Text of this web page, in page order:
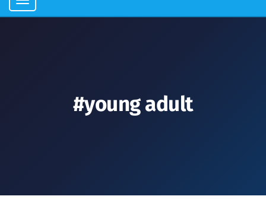
Toggle
#young adult